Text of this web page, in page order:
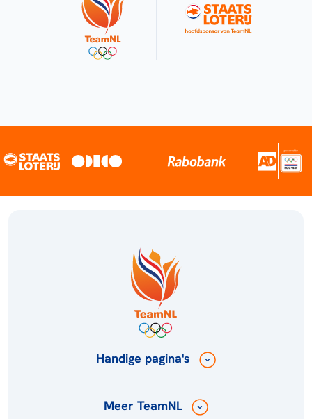
Handige pagina's
Meer TeamNL